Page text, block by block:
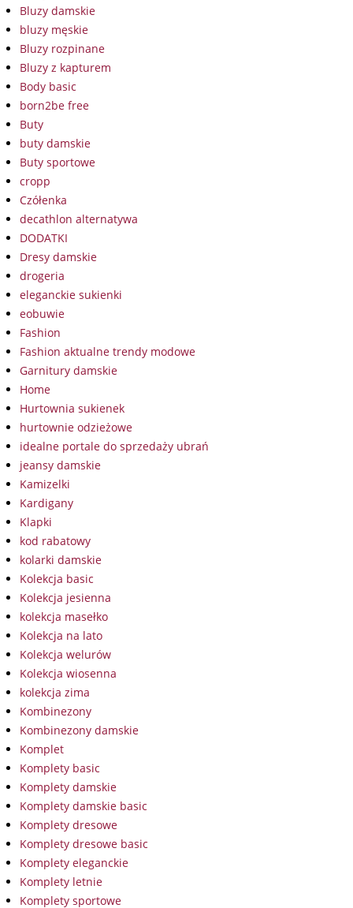
Bluzy damskie
bluzy męskie
Bluzy rozpinane
Bluzy z kapturem
Body basic
born2be free
Buty
buty damskie
Buty sportowe
cropp
Czółenka
decathlon alternatywa
DODATKI
Dresy damskie
drogeria
eleganckie sukienki
eobuwie
Fashion
Fashion aktualne trendy modowe
Garnitury damskie
Home
Hurtownia sukienek
hurtownie odzieżowe
idealne portale do sprzedaży ubrań
jeansy damskie
Kamizelki
Kardigany
Klapki
kod rabatowy
kolarki damskie
Kolekcja basic
Kolekcja jesienna
kolekcja masełko
Kolekcja na lato
Kolekcja welurów
Kolekcja wiosenna
kolekcja zima
Kombinezony
Kombinezony damskie
Komplet
Komplety basic
Komplety damskie
Komplety damskie basic
Komplety dresowe
Komplety dresowe basic
Komplety eleganckie
Komplety letnie
Komplety sportowe